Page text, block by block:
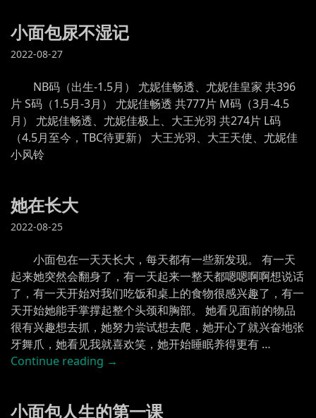
小面包尿不湿记
2022-08-27
NB码（出生-1.5月） 尤妮佳畅透、尤妮佳皇家 共396
片 S码（1.5月-3月） 尤妮佳畅透 共777片 M码（3月-4.5
月） 尤妮佳畅透、尤妮佳极上、大王光羽 共274片 L码
（4.5月至今，TBC待更新） 大王光羽、大王天使、尤妮佳
小风铃
她在长大
2022-08-25
小面包在一天天长大，每天都有一些新发现。 有一天
起来她突然会翻身了，有一天起来一整天都嗯嗯啊啊想说话
了，有一天开始对我们吃饭和桌上的食物很感兴趣了，有一
天开始她能手掌撑起整个头颈和胸部。 她看见面前的物品
很有兴趣想去抓，她努力尝试想去爬，她开心了就兴奋地张
牙舞爪，她看见我就喜欢笑，她开始睡眠养得更有 …
Continue reading
大”
→
小面包人生的第一课